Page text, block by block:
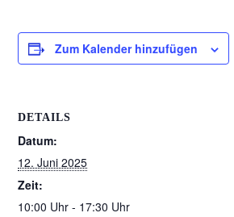
Zum Kalender hinzufügen
DETAILS
Datum:
12. Juni 2025
Zeit:
10:00 Uhr - 17:30 Uhr